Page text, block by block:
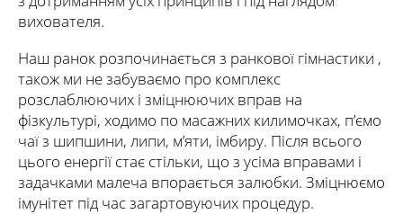
вихователя.
Наш ранок розпочинається з ранкової гімнастики ,
також ми не забуваємо про комплекс
розслаблюючих і зміцнюючих вправ на
фізкультурі, ходимо по масажних килимочках, п’ємо
чаї з шипшини, липи, м’яти, імбиру. Після всього
цього енергії стає стільки, що з усіма вправами і
задачками малеча впорається залюбки. Зміцнюємо
імунітет під час загартовуючих процедур.